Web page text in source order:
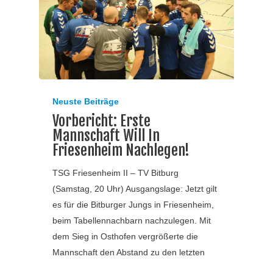
Neuste Beiträge
Vorbericht: Erste
Mannschaft Will In
Friesenheim Nachlegen!
TSG Friesenheim II – TV Bitburg
(Samstag, 20 Uhr) Ausgangslage: Jetzt gilt
es für die Bitburger Jungs in Friesenheim,
beim Tabellennachbarn nachzulegen. Mit
dem Sieg in Osthofen vergrößerte die
Mannschaft den Abstand zu den letzten